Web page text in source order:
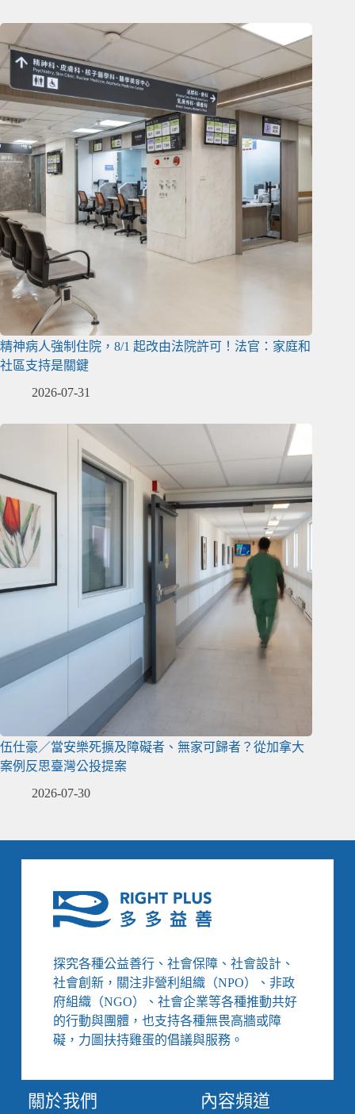
精神病人強制住院，8/1 起改由法院許可！法官：家庭和
社區支持是關鍵
2026-07-31
伍仕豪／當安樂死擴及障礙者、無家可歸者？從加拿大
案例反思臺灣公投提案
2026-07-30
探究各種公益善行、社會保障、社會設計、
社會創新，關注非營利組織（NPO）、非政
府組織（NGO）、社會企業等各種推動共好
的行動與團體，也支持各種無畏高牆或障
礙，力圖扶持雞蛋的倡議與服務。
關於我們 內容頻道